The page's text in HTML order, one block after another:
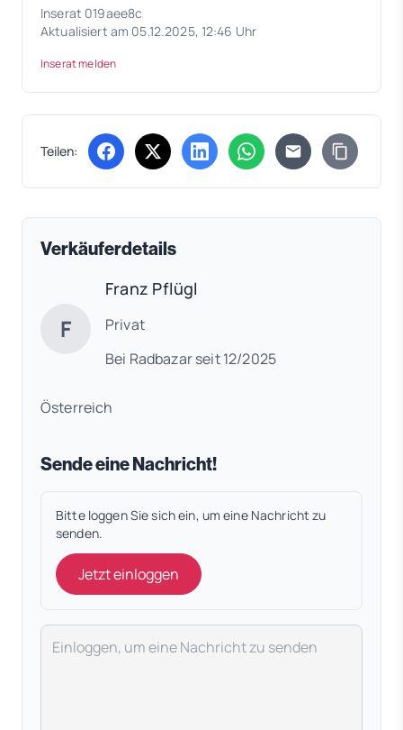
Inserat 019aee8c
Aktualisiert am 05.12.2025, 12:46 Uhr
Inserat melden
Teilen: (öffnet in neuem Tab)
(öffnet in neuem Tab)
(öffnet in neuem Tab)
(öffnet in neuem Tab)
Verkäuferdetails
F
Franz Pflügl
Privat
Bei Radbazar seit 12/2025
Österreich
Sende eine Nachricht!
Bitte loggen Sie sich ein, um eine Nachricht zu
senden.
Jetzt einloggen
Deine Nachricht